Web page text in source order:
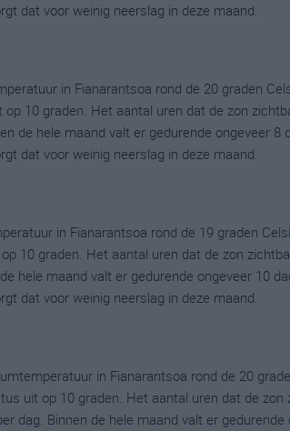
dat voor weinig neerslag in deze maand.
in Fianarantsoa rond de 20 graden
10 graden. Het aantal uren dat de zon
de hele maand valt er gedurende ongeveer 8
dat voor weinig neerslag in deze maand.
in Fianarantsoa rond de 19 graden
10 graden. Het aantal uren dat de zon
hele maand valt er gedurende ongeveer 10
dat voor weinig neerslag in deze maand.
in Fianarantsoa rond de 20
uit op 10 graden. Het aantal uren dat de zon
dag. Binnen de hele maand valt er gedurende